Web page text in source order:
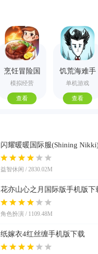
烹饪冒险国
际服
模拟经营
查看
饥荒海难手
机版
单机游戏
查看
闪耀暖暖国际服(Shining
益智休闲 / 2830.02M
花亦山心之月国际版手机版下
角色扮演 / 1109.48M
纸嫁衣4红丝缠手机版下载